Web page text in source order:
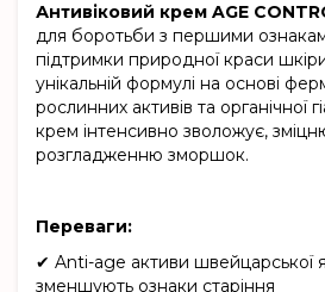
Антивіковий крем AGE
для боротьби з першими
підтримки природної краси
унікальній формулі на основі
рослинних активів та органічної
крем інтенсивно зволожує,
розгладженню зморшок.
Переваги:
✔ Anti-age активи швейцарської
зменшують ознаки старіння